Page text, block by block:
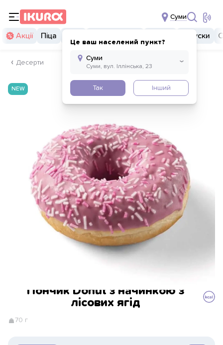
Суми
Це ваш населений пункт?
Так Інший
Акції Піца Закуски
Десерти
NEW
Пончик Donut з начинкою з
лісових ягід
70 г